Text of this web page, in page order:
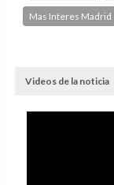
Mas Interes Madrid
Videos de la noticia